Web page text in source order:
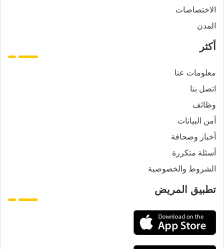
الاختصاصات
المدن
أكثر
معلومات عنا
اتصل بنا
وظائف
أمن البيانات
أخبار وصحافة
أسئلة متكررة
الشروط والخصوصية
تطبيق المريض